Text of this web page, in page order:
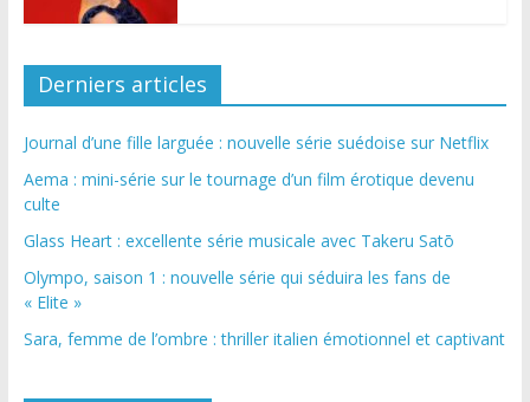
Derniers articles
Journal d’une fille larguée : nouvelle série suédoise sur Netflix
Aema : mini-série sur le tournage d’un film érotique devenu
culte
Glass Heart : excellente série musicale avec Takeru Satō
Olympo, saison 1 : nouvelle série qui séduira les fans de
« Elite »
Sara, femme de l’ombre : thriller italien émotionnel et captivant